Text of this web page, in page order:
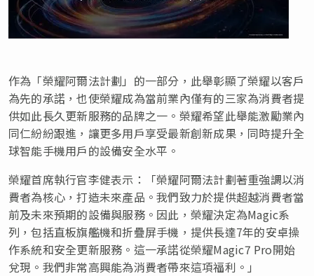
作為「榮耀阿爾法計劃」的一部分，此舉彰顯了榮耀以客戶
為先的承諾，也使榮耀成為當前業內僅有的三家為消費者提
供如此長久更新服務的品牌之一。榮耀希望此舉能激勵業內
同仁紛紛跟進，讓更多用戶享受最新創新成果，同時提升全
球智能手機用戶的設備安全水平。
榮耀首席執行官李健表示：「榮耀阿爾法計劃著重強調以消
費者為核心，打造未來產品。我們致力於提供超越消費者當
前及未來預期的設備與服務。因此，榮耀決定為Magic系
列，包括直板旗艦機和折疊屏手機，提供長達7年的安卓操
作系統和安全更新服務。這一承諾從榮耀Magic7 Pro開始
兌現。我們非常高興能為消費者帶來這項福利。」